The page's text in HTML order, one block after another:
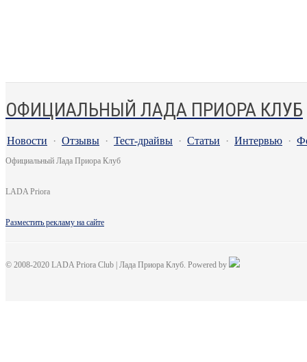
ОФИЦИАЛЬНЫЙ ЛАДА ПРИОРА КЛУБ
Новости · Отзывы · Тест-драйвы · Статьи · Интервью ·
Официальный Лада Приора Клуб
LADA Priora
Разместить рекламу на сайте
© 2008-2020 LADA Priora Club | Лада Приора Клуб. Powered by